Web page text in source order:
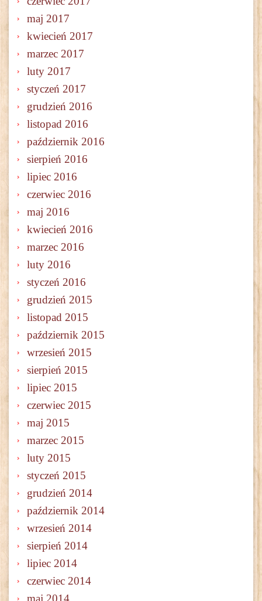
maj 2017
kwiecień 2017
marzec 2017
luty 2017
styczeń 2017
grudzień 2016
listopad 2016
październik 2016
sierpień 2016
lipiec 2016
czerwiec 2016
maj 2016
kwiecień 2016
marzec 2016
luty 2016
styczeń 2016
grudzień 2015
listopad 2015
październik 2015
wrzesień 2015
sierpień 2015
lipiec 2015
czerwiec 2015
maj 2015
marzec 2015
luty 2015
styczeń 2015
grudzień 2014
październik 2014
wrzesień 2014
sierpień 2014
lipiec 2014
czerwiec 2014
maj 2014